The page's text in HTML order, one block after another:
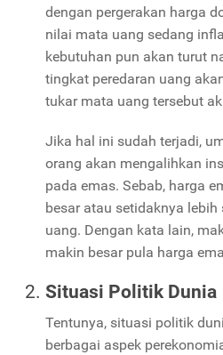
dengan pergerakan harga
nilai mata uang sedang
kebutuhan pun akan turut
tingkat peredaran uang
tukar mata uang tersebut
Jika hal ini sudah terjadi,
orang akan mengalihkan
pada emas. Sebab, harga
besar atau setidaknya
uang. Dengan kata lain,
makin besar pula harga
Situasi Politik Dunia
Tentunya, situasi politik
berbagai aspek